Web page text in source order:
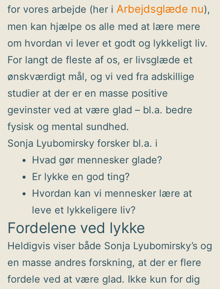
for vores arbejde (her i Arbejdsglæde nu),
men kan hjælpe os alle med at lære mere
om hvordan vi lever et godt og lykkeligt liv.
For langt de fleste af os, er livsglæde et
ønskværdigt mål, og vi ved fra adskillige
studier at der er en masse positive
gevinster ved at være glad – bl.a. bedre
fysisk og mental sundhed.
Sonja Lyubomirsky forsker bl.a. i
Hvad gør mennesker glade?
Er lykke en god ting?
Hvordan kan vi mennesker lære at
leve et lykkeligere liv?
Fordelene ved lykke
Heldigvis viser både Sonja Lyubomirsky’s og
en masse andres forskning, at der er flere
fordele ved at være glad. Ikke kun for dig